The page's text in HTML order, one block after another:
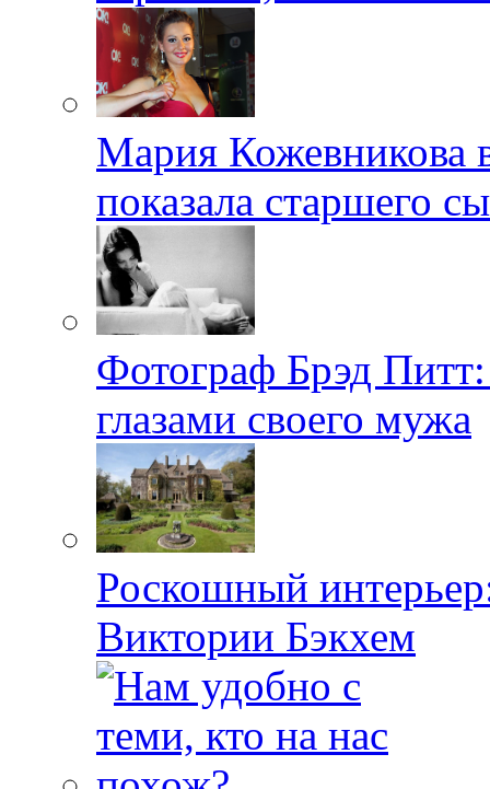
Мария Кожевникова
показала старшего
Фотограф Брэд
глазами своего мужа
Роскошный
Виктории Бэкхем